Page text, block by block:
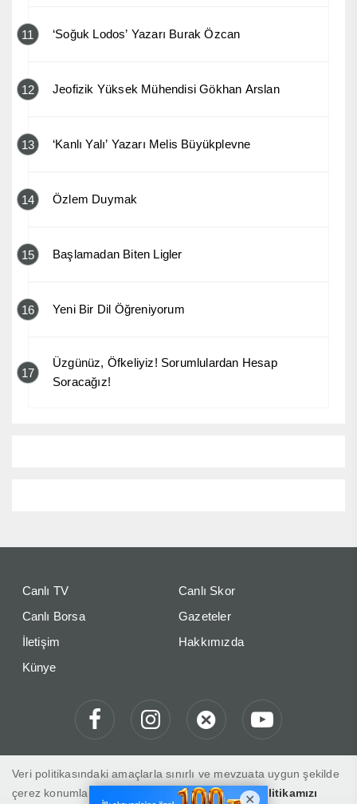
11 ‘Soğuk Lodos’ Yazarı Burak Özcan
12 Jeofizik Yüksek Mühendisi Gökhan Arslan
13 ‘Kanlı Yalı’ Yazarı Melis Büyükplevne
14 Özlem Duymak
15 Başlamadan Biten Ligler
16 Yeni Bir Dil Öğreniyorum
17
Üzgünüz, Öfkeliyiz! Sorumlulardan Hesap
Soracağız!
Canlı TV
Canlı Skor
Canlı Borsa
Gazeteler
İletişim
Hakkımızda
Künye
Veri politikasındaki amaçlarla sınırlı ve mevzuata uygun şekilde
çerez konumlandırmaktayız. Detaylar için
veri politikamızı